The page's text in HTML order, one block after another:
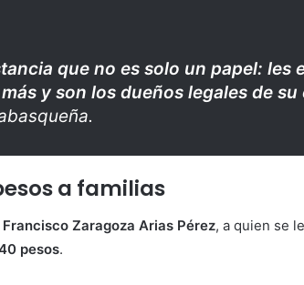
que no es solo un papel: les
y son los dueños legales de su
a familias
Francisco Zaragoza Arias Pérez, a quien se
pesos.